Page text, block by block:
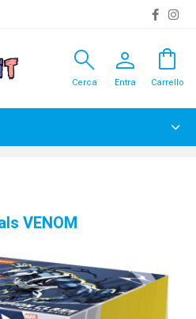
search
Cerca
person
Entra
shopping_bag
Carrello
VENOM